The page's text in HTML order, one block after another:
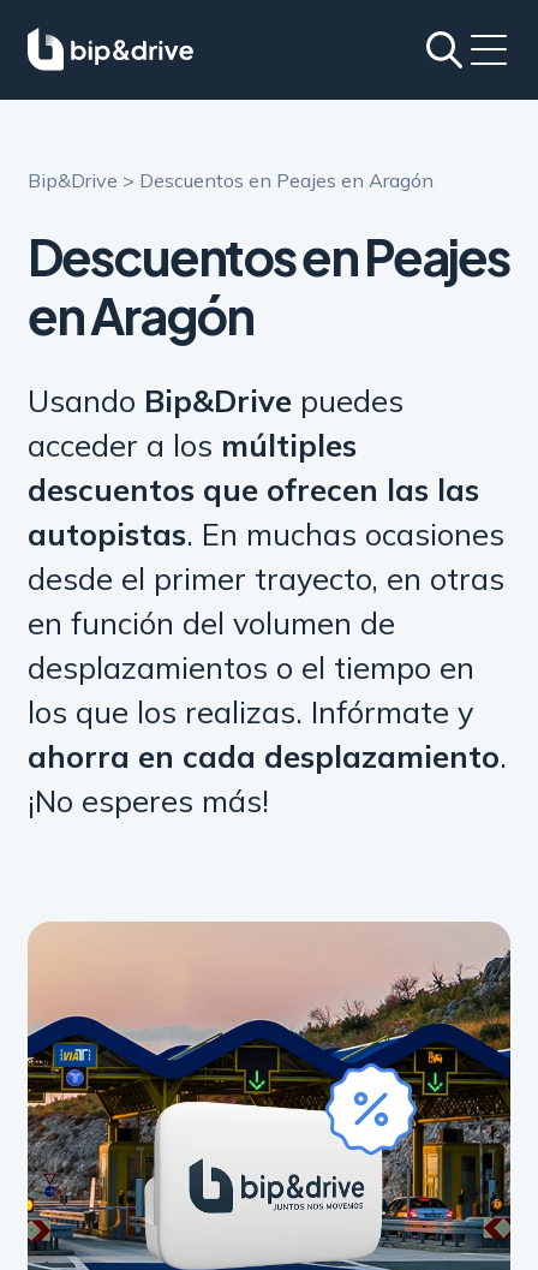
Bip&Drive > Descuentos en Peajes en Aragón
Descuentos en Peajes
en Aragón
Usando Bip&Drivepuedes
acceder a los múltiples
descuentos que ofrecen las las
autopistas. En muchas ocasiones
desde el primer trayecto, en otras
en función del volumen de
desplazamientos o el tiempo en
los que los realizas. Infórmate y
ahorra en cada desplazamiento.
¡No esperes más!